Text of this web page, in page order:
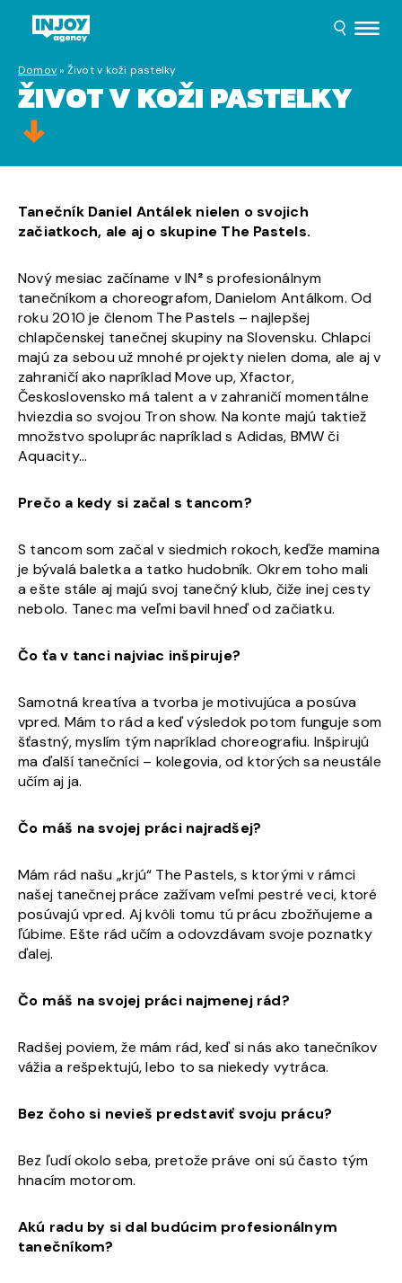
Domov» Život v koži pastelky
ŽIVOT V KOŽI PASTELKY
Tanečník Daniel Antálek nielen o svojich
začiatkoch, ale aj o skupine The Pastels.
Nový mesiac začíname v IN²s profesionálnym
tanečníkom a choreografom, Danielom Antálkom. Od
roku 2010 je členom The Pastels – najlepšej
chlapčenskej tanečnej skupiny na Slovensku. Chlapci
majú za sebou už mnohé projekty nielen doma, ale aj v
zahraničí ako napríklad Move up, Xfactor,
Československo má talent a v zahraničí momentálne
hviezdia so svojou Tron show. Na konte majú taktiež
množstvo spoluprác napríklad s Adidas, BMW či
Aquacity…
Prečo a kedy si začal s tancom?
S tancom som začal v siedmich rokoch, keďže mamina
je bývalá baletka a tatko hudobník. Okrem toho mali
a ešte stále aj majú svoj tanečný klub, čiže inej cesty
nebolo. Tanec ma veľmi bavil hneď od začiatku.
Čo ťa v tanci najviac inšpiruje?
Samotná kreatíva a tvorba je motivujúca a posúva
vpred. Mám to rád a keď výsledok potom funguje som
šťastný, myslím tým napríklad choreografiu. Inšpirujú
ma ďalší tanečníci – kolegovia, od ktorých sa neustále
učím aj ja.
Čo máš na svojej práci najradšej?
Mám rád našu „krjú“ The Pastels, s ktorými v rámci
našej tanečnej práce zažívam veľmi pestré veci, ktoré
posúvajú vpred. Aj kvôli tomu tú prácu zbožňujeme a
ľúbime. Ešte rád učím a odovzdávam svoje poznatky
ďalej.
Čo máš na svojej práci najmenej rád?
Radšej poviem, že mám rád, keď si nás ako tanečníkov
vážia a rešpektujú, lebo to sa niekedy vytráca.
Bez čoho si nevieš predstaviť svoju prácu?
Bez ľudí okolo seba, pretože práve oni sú často tým
hnacím motorom.
Akú radu by si dal budúcim profesionálnym
tanečníkom?